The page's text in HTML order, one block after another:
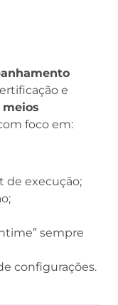
e
meios
foco em:
de execução;
sempre
configurações.